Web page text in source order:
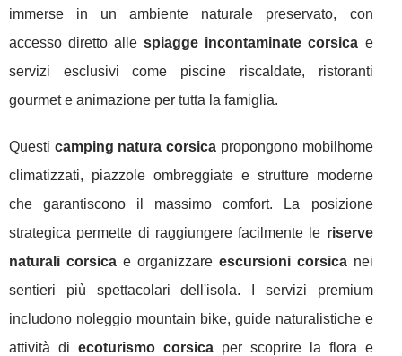
immerse in un ambiente naturale preservato, con
accesso diretto allespiagge incontaminate corsica e
servizi esclusivi come piscine riscaldate, ristoranti
gourmet e animazione per tutta la famiglia.
Questi camping natura corsica propongono mobilhome
climatizzati, piazzole ombreggiate e strutture moderne
che garantiscono il massimo comfort. La posizione
strategica permette di raggiungere facilmente le riserve
naturali corsicae organizzare escursioni corsicanei
sentieri più spettacolari dell'isola. I servizi premium
includono noleggio mountain bike, guide naturalistiche e
attività di ecoturismo corsicaper scoprire la flora e